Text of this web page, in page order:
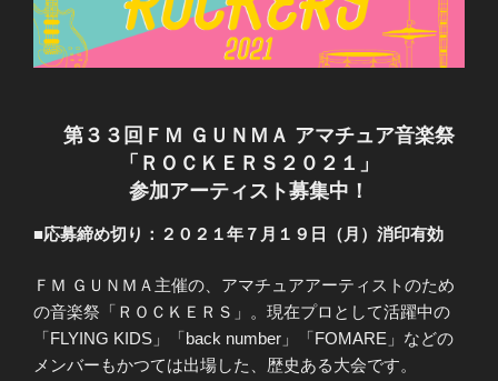
第３３回ＦＭ ＧＵＮＭＡ アマチュア音楽祭
「ＲＯＣＫＥＲＳ２０２１」
参加アーティスト募集中！
■応募締め切り：２０２１年７月１９日（月）消印有効
ＦＭ ＧＵＮＭＡ主催の、アマチュアアーティストのため
の音楽祭「ＲＯＣＫＥＲＳ」。現在プロとして活躍中の
「FLYING KIDS」「back number」「FOMARE」などの
メンバーもかつては出場した、歴史ある大会です。